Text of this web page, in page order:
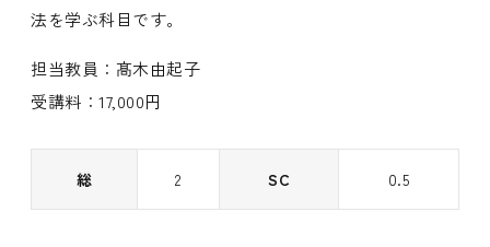
法を学ぶ科目です。
担当教員：髙木由起子
受講料：17,000円
総 2 SC 0.5